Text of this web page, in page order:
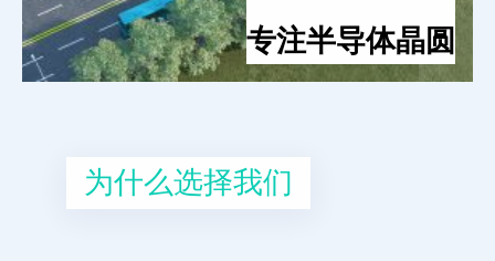
专注半导体晶圆
为什么选择我们